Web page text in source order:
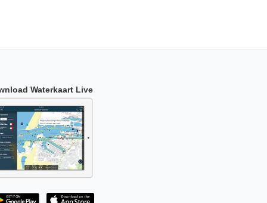
Waterkaart Live